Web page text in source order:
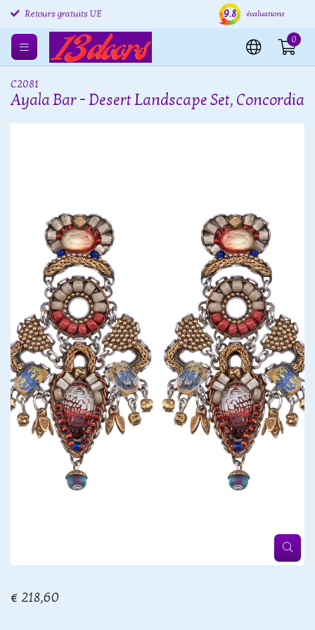
Retours gratuits UE Expédition sous 24 heures
9.8 évaluations
0
C2081
Ayala Bar - Desert Landscape Set, Concordia
€ 218,60